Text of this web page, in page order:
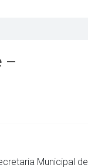
–
Municipal de